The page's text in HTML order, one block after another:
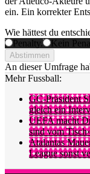
ein. Ein korrekter
Wie hättest du
Penalty.
Kein
Abstimmen
An dieser Umfrage
Mehr Fussball:
GC-Präsident
gleich ein
UEFA macht
sind vom
Atalantas
League sonst